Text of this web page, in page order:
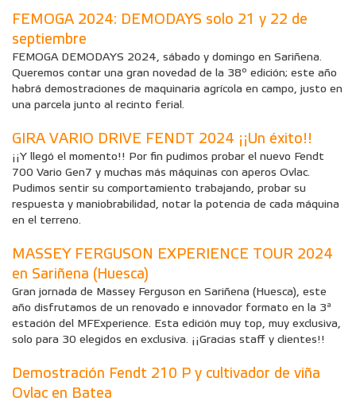
FEMOGA 2024: DEMODAYS solo 21 y 22 de
septiembre
FEMOGA DEMODAYS 2024, sábado y domingo en Sariñena.
Queremos contar una gran novedad de la 38º edición; este año
habrá demostraciones de maquinaria agrícola en campo, justo en
una parcela junto al recinto ferial.
GIRA VARIO DRIVE FENDT 2024 ¡¡Un éxito!!
¡¡Y llegó el momento!! Por fin pudimos probar el nuevo Fendt
700 Vario Gen7 y muchas más máquinas con aperos Ovlac.
Pudimos sentir su comportamiento trabajando, probar su
respuesta y maniobrabilidad, notar la potencia de cada máquina
en el terreno.
MASSEY FERGUSON EXPERIENCE TOUR 2024
en Sariñena (Huesca)
Gran jornada de Massey Ferguson en Sariñena (Huesca), este
año disfrutamos de un renovado e innovador formato en la 3ª
estación del MFExperience. Esta edición muy top, muy exclusiva,
solo para 30 elegidos en exclusiva. ¡¡Gracias staff y clientes!!
Demostración Fendt 210 P y cultivador de viña
Ovlac en Batea